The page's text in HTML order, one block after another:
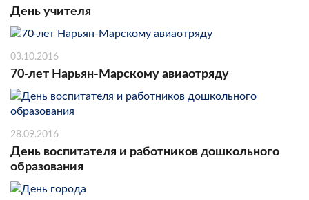
День учителя
03.10.2016
70-лет Нарьян-Марскому авиаотряду
28.09.2016
День воспитателя и работников дошкольного
образования